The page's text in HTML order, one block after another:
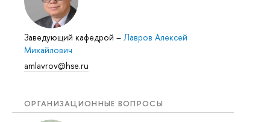
Заведующий кафедрой – Лавров Алексей
Михайлович
amlavrov@hse.ru
ОРГАНИЗАЦИОННЫЕ ВОПРОСЫ